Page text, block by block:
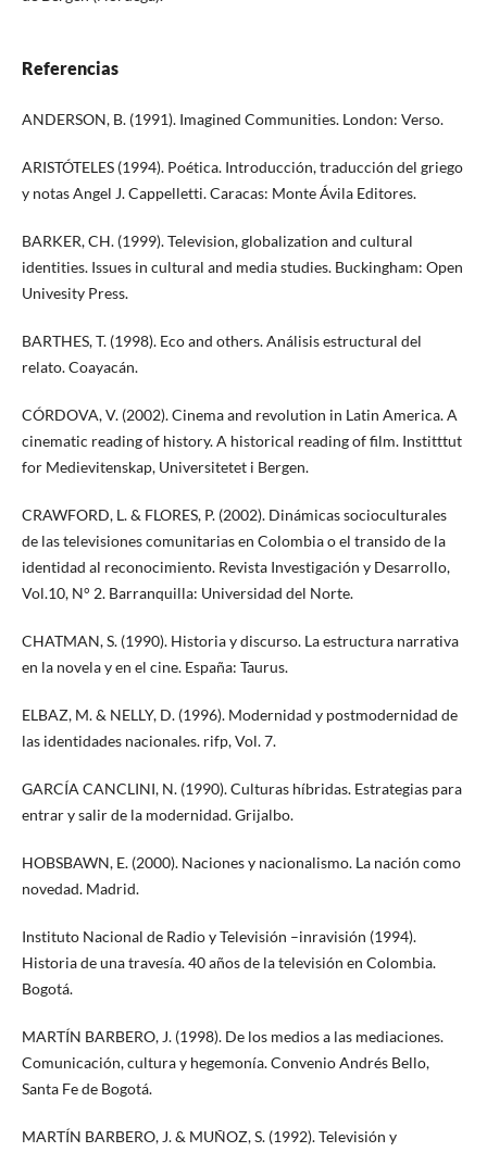
Referencias
ANDERSON, B. (1991). Imagined Communities. London: Verso.
ARISTÓTELES (1994). Poética. Introducción, traducción del griego
y notas Angel J. Cappelletti. Caracas: Monte Ávila Editores.
BARKER, CH. (1999). Television, globalization and cultural
identities. Issues in cultural and media studies. Buckingham: Open
Univesity Press.
BARTHES, T. (1998). Eco and others. Análisis estructural del
relato. Coayacán.
CÓRDOVA, V. (2002). Cinema and revolution in Latin America. A
cinematic reading of history. A historical reading of film. Institttut
for Medievitenskap, Universitetet i Bergen.
CRAWFORD, L. & FLORES, P. (2002). Dinámicas socioculturales
de las televisiones comunitarias en Colombia o el transido de la
identidad al reconocimiento. Revista Investigación y Desarrollo,
Vol.10, N° 2. Barranquilla: Universidad del Norte.
CHATMAN, S. (1990). Historia y discurso. La estructura narrativa
en la novela y en el cine. España: Taurus.
ELBAZ, M. & NELLY, D. (1996). Modernidad y postmodernidad de
las identidades nacionales. rifp, Vol. 7.
GARCÍA CANCLINI, N. (1990). Culturas híbridas. Estrategias para
entrar y salir de la modernidad. Grijalbo.
HOBSBAWN, E. (2000). Naciones y nacionalismo. La nación como
novedad. Madrid.
Instituto Nacional de Radio y Televisión –inravisión (1994).
Historia de una travesía. 40 años de la televisión en Colombia.
Bogotá.
MARTÍN BARBERO, J. (1998). De los medios a las mediaciones.
Comunicación, cultura y hegemonía. Convenio Andrés Bello,
Santa Fe de Bogotá.
MARTÍN BARBERO, J. & MUÑOZ, S. (1992). Televisión y